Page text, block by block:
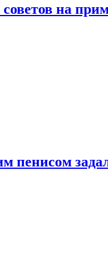
на
пенисом